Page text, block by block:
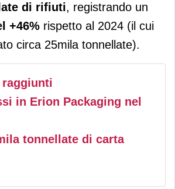
di rifiuti, registrando un
+46% rispetto al 2024 (il cui
circa 25mila tonnellate).
in Erion Packaging nel
tonnellate di carta